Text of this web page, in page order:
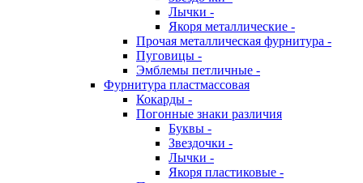
Лычки -
Якоря металлические -
Прочая металлическая фурнитура -
Пуговицы -
Эмблемы петличные -
Фурнитура пластмассовая
Кокарды -
Погонные знаки различия
Буквы -
Звездочки -
Лычки -
Якоря пластиковые -